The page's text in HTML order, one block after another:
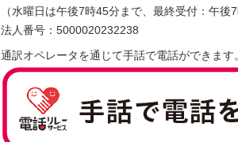
（水曜日は午後7時45分まで、最終受付：午後7
法人番号：5000020232238
通訳オペレータを通じて手話で電話ができます